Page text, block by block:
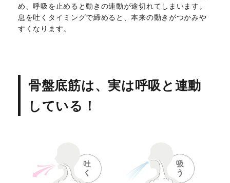
め、呼吸を止めると動きの連動が途切れてしまいます。
息を吐くタイミングで締めると、本来の動きがつかみや
すくなります。
骨盤底筋は、実は呼吸と連動
している！